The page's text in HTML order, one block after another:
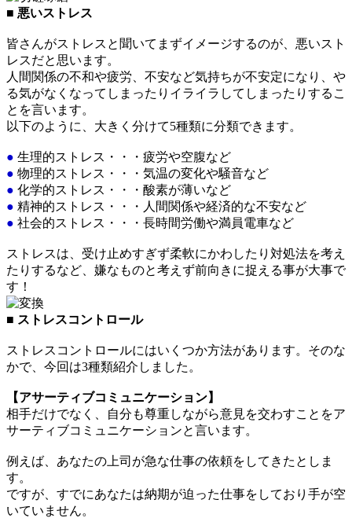
■ 悪いストレス
皆さんがストレスと聞いてまずイメージするのが、悪いスト
レスだと思います。
人間関係の不和や疲労、不安など気持ちが不安定になり、や
る気がなくなってしまったりイライラしてしまったりするこ
とを言います。
以下のように、大きく分けて5種類に分類できます。
● 生理的ストレス・・・疲労や空腹など
● 物理的ストレス・・・気温の変化や騒音など
● 化学的ストレス・・・酸素が薄いなど
● 精神的ストレス・・・人間関係や経済的な不安など
● 社会的ストレス・・・長時間労働や満員電車など
ストレスは、受け止めすぎず柔軟にかわしたり対処法を考え
たりするなど、嫌なものと考えず前向きに捉える事が大事で
す！
■ ストレスコントロール
ストレスコントロールにはいくつか方法があります。そのな
かで、今回は3種類紹介しました。
【アサーティブコミュニケーション】
相手だけでなく、自分も尊重しながら意見を交わすことをア
サーティブコミュニケーションと言います。
例えば、あなたの上司が急な仕事の依頼をしてきたとしま
す。
ですが、すでにあなたは納期が迫った仕事をしており手が空
いていません。